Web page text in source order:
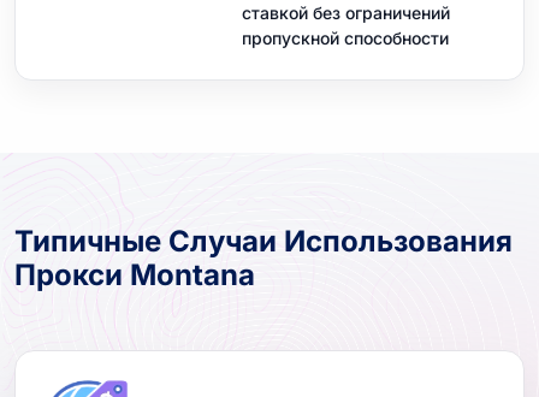
ставкой без ограничений
пропускной способности
Типичные Случаи Использования
Прокси Montana